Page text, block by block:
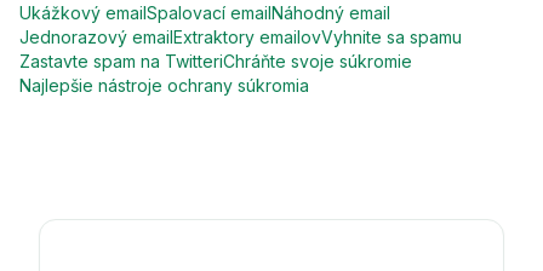
Ukážkový emailSpalovací emailNáhodný email
Jednorazový emailExtraktory emailovVyhnite sa spamu
Zastavte spam na TwitteriChráňte svoje súkromie
Najlepšie nástroje ochrany súkromia